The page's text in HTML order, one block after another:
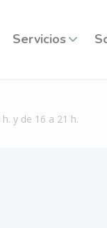
Servicios
y de 16 a 21 h.